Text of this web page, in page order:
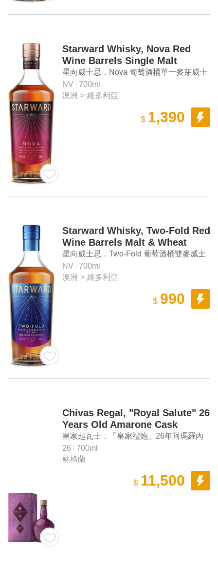
Starward Whisky, Nova Red
Wine Barrels Single Malt
Whisky
星向威士忌．Nova 葡萄酒桶單一麥芽威士
忌
NV
700ml
澳洲 > 維多利亞
$ 1,390
Starward Whisky, Two-Fold Red
Wine Barrels Malt & Wheat
Whisky
星向威士忌．Two-Fold 葡萄酒桶雙麥威士
忌
NV
700ml
澳洲 > 維多利亞
$ 990
Chivas Regal, "Royal Salute" 26
Years Old Amarone Cask
Blended Scotch Whisky
皇家起瓦士．「皇家禮炮」26年阿瑪羅內
紅酒桶 調和蘇格蘭威士忌
26
700ml
蘇格蘭
$ 11,500